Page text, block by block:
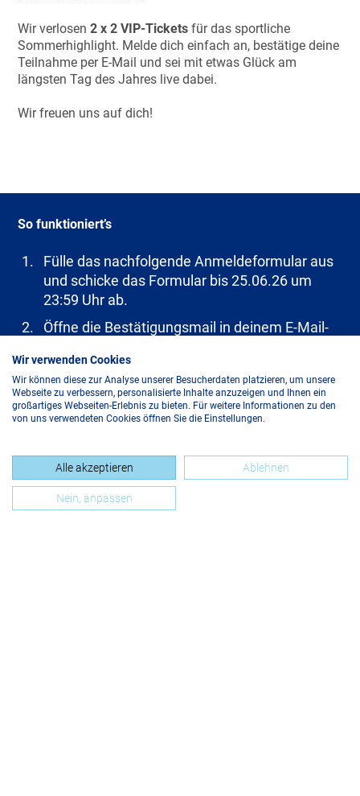
Wir verlosen2 x 2 VIP-Tickets für das sportliche
Sommerhighlight. Melde dich einfach an, bestätige deine
Teilnahme per E-Mail und sei mit etwas Glück am
längsten Tag des Jahres live dabei.
Wir freuen uns auf dich!
So funktioniert’s
Fülle das nachfolgende Anmeldeformular aus
und schicke das Formular bis 25.06.26 um
23:59 Uhr ab.
Öffne die Bestätigungsmail in deinem E-Mail-
Bei Rückfragen kannst du dich per E-Mail
angewinnen@mainova.dewenden.
Wir verwenden Cookies
Wir können diese zur Analyse unserer Besucherdaten platzieren, um unsere
Webseite zu verbessern, personalisierte Inhalte anzuzeigen und Ihnen ein
großartiges Webseiten-Erlebnis zu bieten. Für weitere Informationen zu den
von uns verwendeten Cookies öffnen Sie die Einstellungen.
Alle akzeptieren Ablehnen
Nein, anpassen